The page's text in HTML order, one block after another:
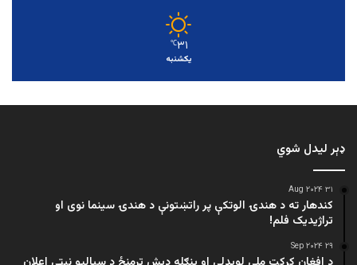
۳۱℃
یکشنبه
ډېر لیدل شوي
۳۱ Aug ۲۰۲۴
کندهار ته د هندۍ الوتکې پر راتښتونې د هندۍ سینما نوی او
تراژيديک فلم!
۲۹ Sep ۲۰۲۴